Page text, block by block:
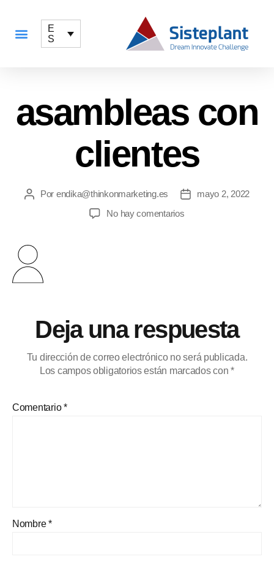
E
S
asambleas con
clientes
Por endika@thinkonmarketing.es
mayo 2, 2022
No hay comentarios
Deja una respuesta
Tu dirección de correo electrónico no será publicada.
Los campos obligatorios están marcados con*
Comentario*
Nombre*